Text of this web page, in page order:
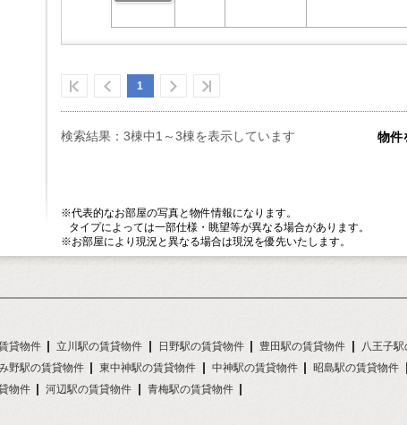
物件
1
検索結果：3棟中1～3棟を表示しています
※代表的なお部屋の写真と物件情報になります。
タイプによっては一部仕様・眺望等が異なる場合があります。
※お部屋により現況と異なる場合は現況を優先いたします。
貸物件 立川駅の賃貸物件 日野駅の賃貸物件 豊田駅の賃貸物件 八王子
野駅の賃貸物件 東中神駅の賃貸物件 中神駅の賃貸物件 昭島駅の賃貸物件
物件 河辺駅の賃貸物件 青梅駅の賃貸物件